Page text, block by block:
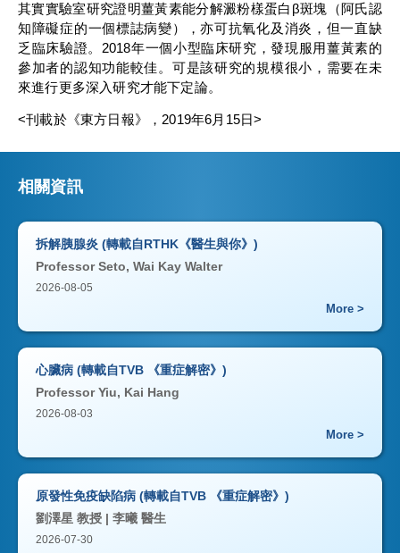
其實實驗室研究證明薑黃素能分解澱粉樣蛋白β斑塊（阿氏認
知障礙症的一個標誌病變），亦可抗氧化及消炎，但一直缺
乏臨床驗證。2018年一個小型臨床研究，發現服用薑黃素的
參加者的認知功能較佳。可是該研究的規模很小，需要在未
來進行更多深入研究才能下定論。
<刊載於《東方日報》，2019年6月15日>
相關資訊
拆解胰腺炎 (轉載自RTHK《醫生與你》)
Professor Seto, Wai Kay Walter
2026-08-05
More >
心臟病 (轉載自TVB 《重症解密》)
Professor Yiu, Kai Hang
2026-08-03
More >
原發性免疫缺陷病 (轉載自TVB 《重症解密》)
劉澤星 教授 | 李曦 醫生
2026-07-30